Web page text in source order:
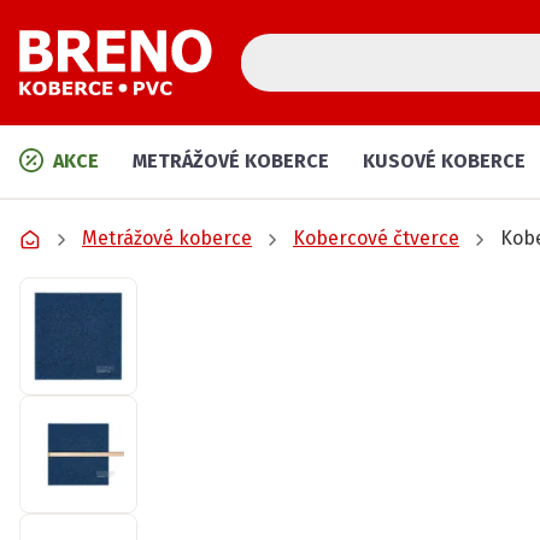
AKCE METRÁŽOVÉ KOBERCE KUSOVÉ KOBERCE
Metrážové koberce Kobercové čtverce